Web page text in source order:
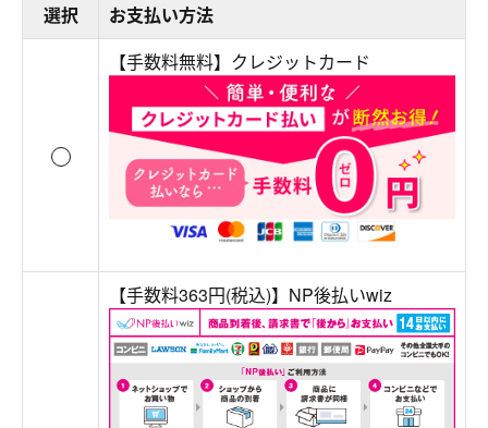
選択
お支払い方法
【手数料無料】クレジットカード
【手数料363円(税込)】NP後払いwiz